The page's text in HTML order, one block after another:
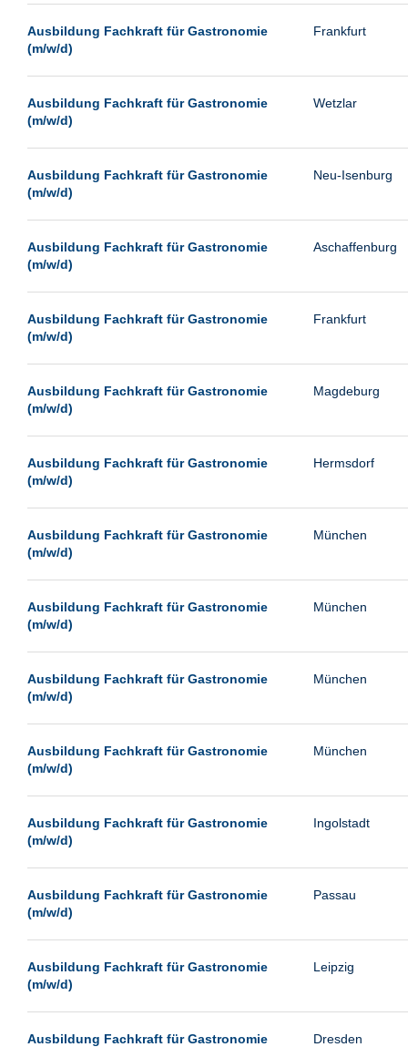
Kassel
Laatzen
Leipzig
Magdeburg
Mannheim
Neubrandenburg
Neumünster
Passau
Pforzheim
Siegburg
Siegen
Viernheim
Wetzlar
Wust/Brandenburg
Ausbildung Fachkraft für Gastronomie
(m/w/d)
Frankfurt
Ausbildung Fachkraft für Gastronomie
(m/w/d)
Wetzlar
Ausbildung Fachkraft für Gastronomie
(m/w/d)
Neu-Isenburg
Ausbildung Fachkraft für Gastronomie
(m/w/d)
Aschaffenburg
Ausbildung Fachkraft für Gastronomie
(m/w/d)
Frankfurt
Ausbildung Fachkraft für Gastronomie
(m/w/d)
Magdeburg
Ausbildung Fachkraft für Gastronomie
(m/w/d)
Hermsdorf
Ausbildung Fachkraft für Gastronomie
(m/w/d)
München
Ausbildung Fachkraft für Gastronomie
(m/w/d)
München
Ausbildung Fachkraft für Gastronomie
(m/w/d)
München
Ausbildung Fachkraft für Gastronomie
(m/w/d)
München
Ausbildung Fachkraft für Gastronomie
(m/w/d)
Ingolstadt
Ausbildung Fachkraft für Gastronomie
(m/w/d)
Passau
Ausbildung Fachkraft für Gastronomie
(m/w/d)
Leipzig
Ausbildung Fachkraft für Gastronomie
Dresden